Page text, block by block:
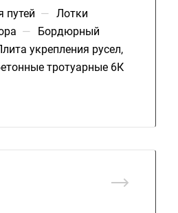
путей — Лотки
—
Бордюрный
укрепления русел,
тротуарные 6К